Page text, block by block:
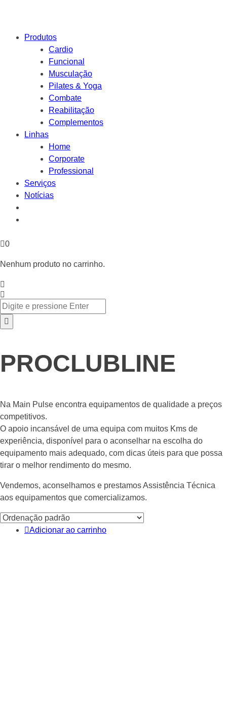
Produtos
Cardio
Funcional
Musculação
Pilates & Yoga
Combate
Reabilitação
Complementos
Linhas
Home
Corporate
Professional
Serviços
Notícias
0
Nenhum produto no carrinho.
PROCLUBLINE
Na Main Pulse encontra equipamentos de qualidade a preços
competitivos.
O apoio incansável de uma equipa com muitos Kms de
experiência, disponível para o aconselhar na escolha do
equipamento mais adequado, com dicas úteis para que possa
tirar o melhor rendimento do mesmo.
Vendemos, aconselhamos e prestamos Assistência Técnica
aos equipamentos que comercializamos.
Adicionar ao carrinho